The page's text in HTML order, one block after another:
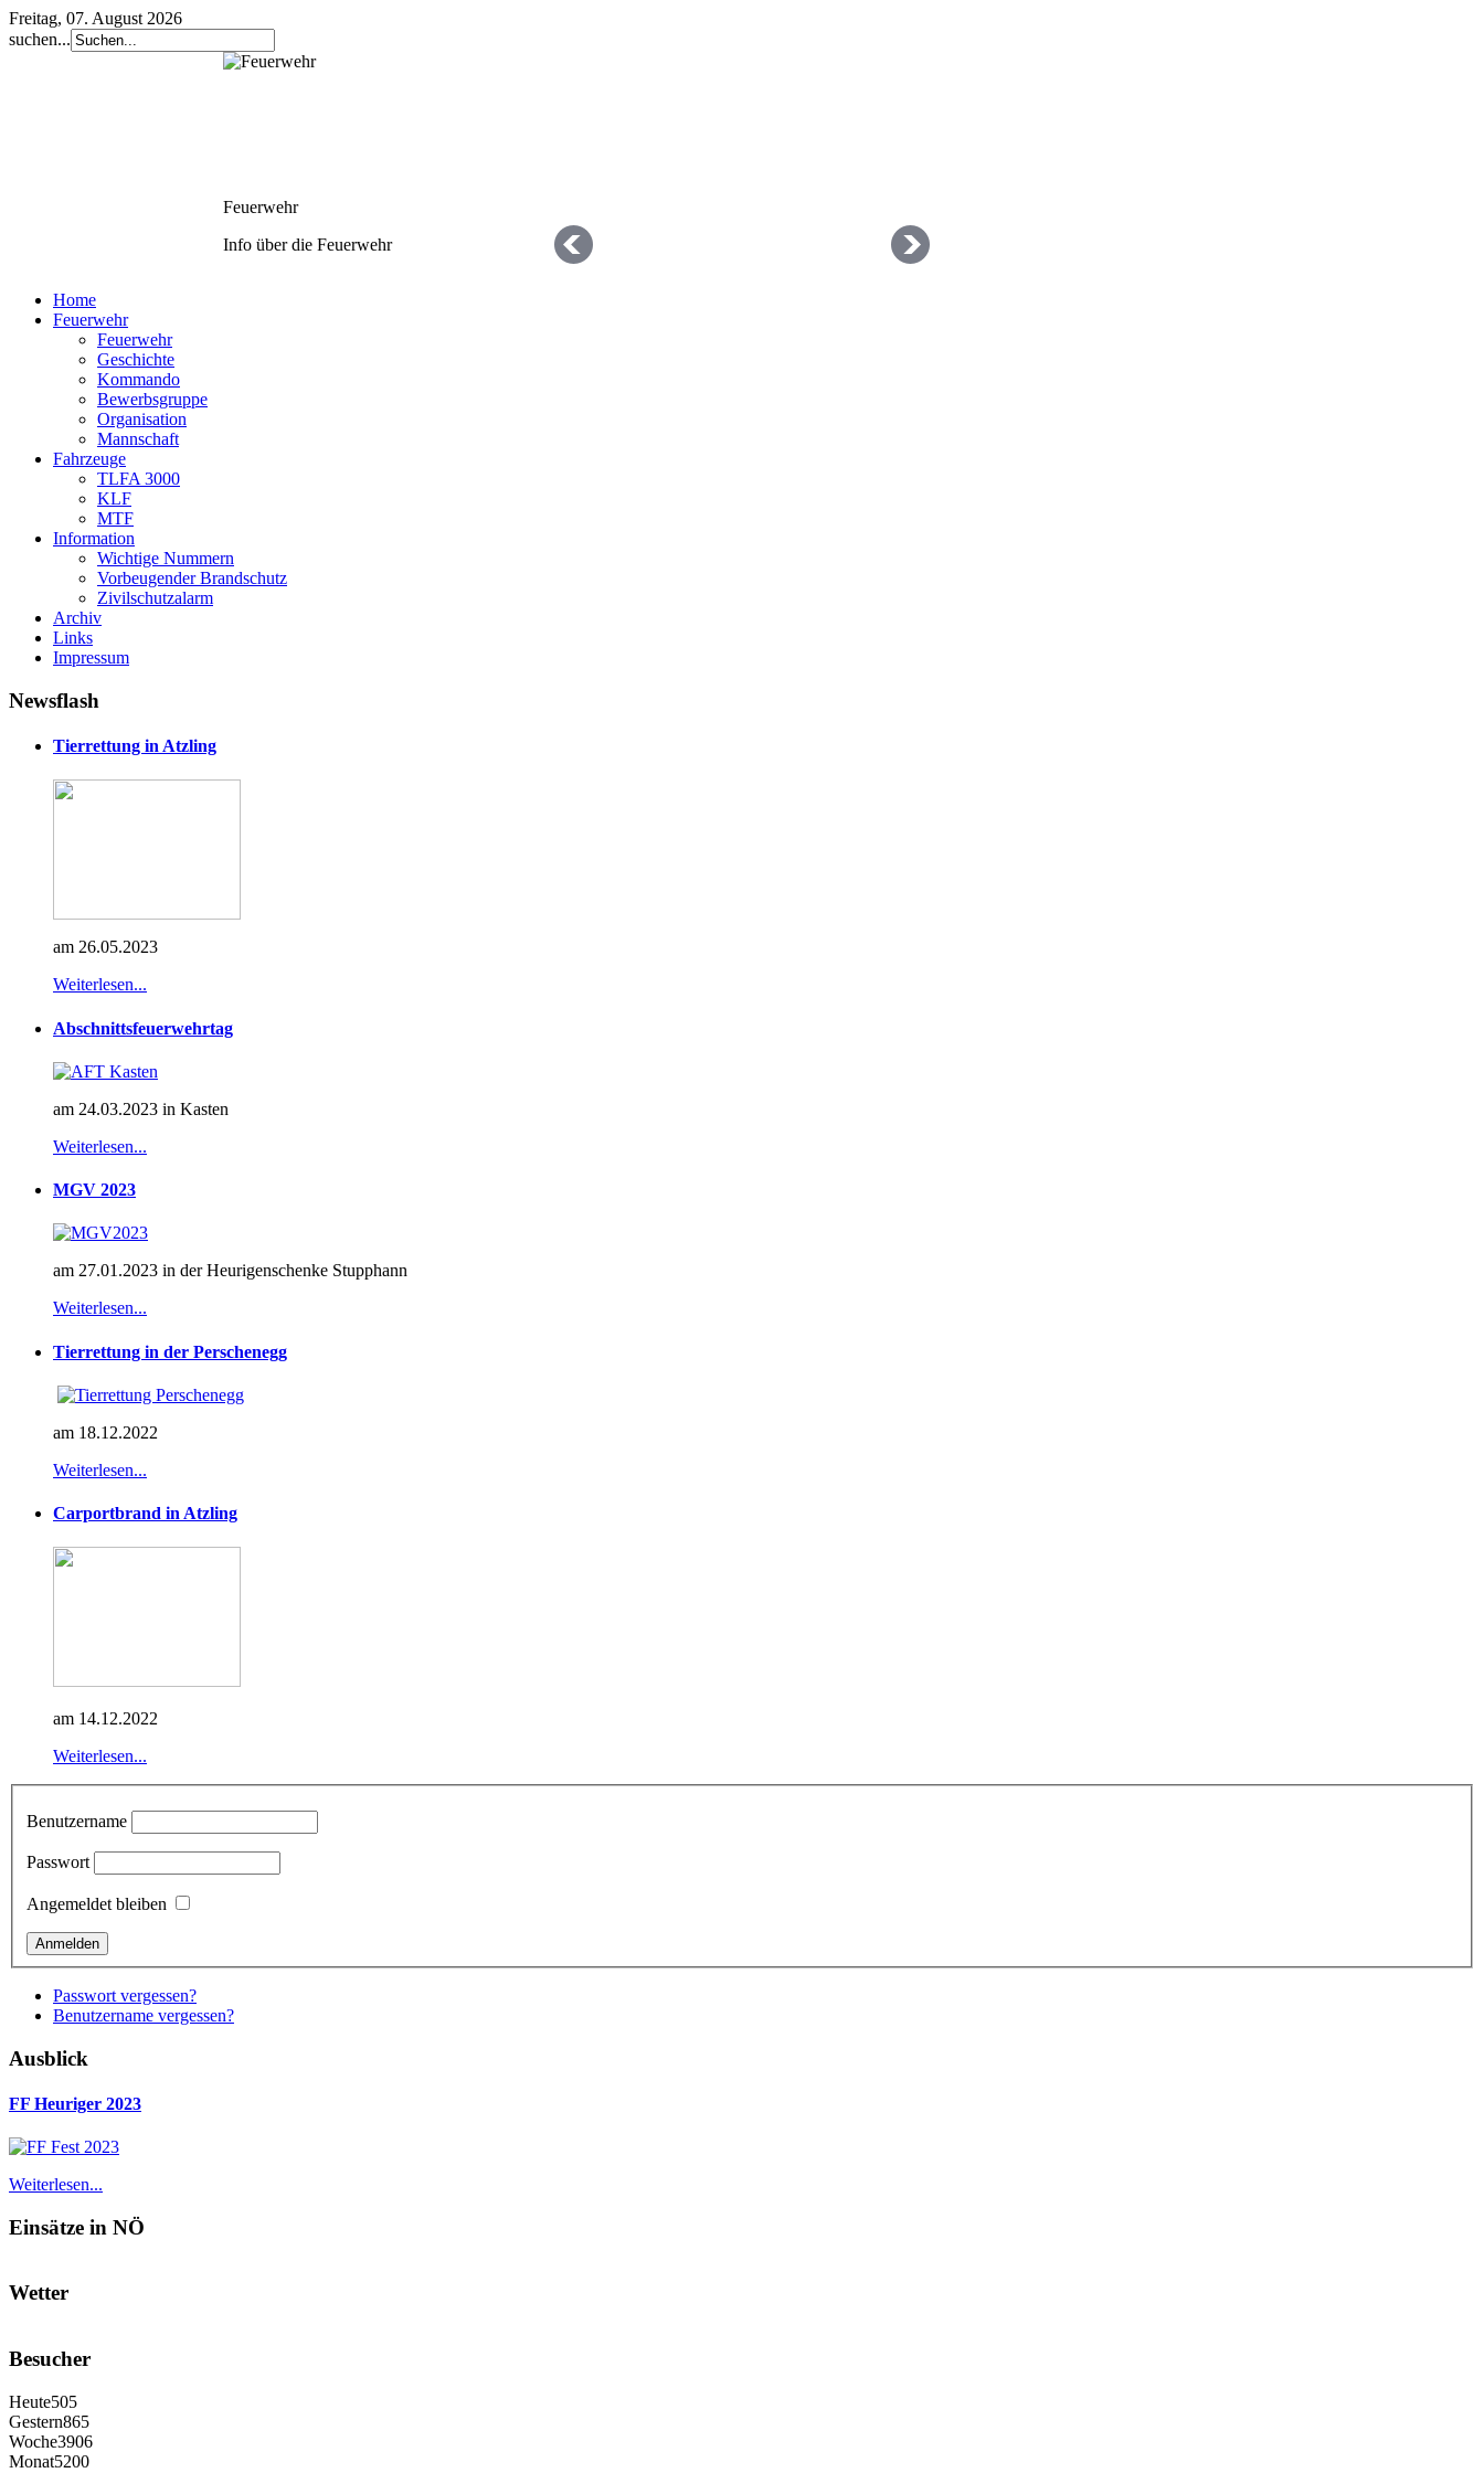
Freitag, 07. August 2026
suchen...
Feuerwehr
Info über die Feuerwehr
Home
Feuerwehr
Feuerwehr
Geschichte
Kommando
Bewerbsgruppe
Organisation
Mannschaft
Fahrzeuge
TLFA 3000
KLF
MTF
Information
Wichtige Nummern
Vorbeugender Brandschutz
Zivilschutzalarm
Archiv
Links
Impressum
Newsflash
Tierrettung in Atzling
am 26.05.2023
Weiterlesen...
Abschnittsfeuerwehrtag
am 24.03.2023 in Kasten
Weiterlesen...
MGV 2023
am 27.01.2023 in der Heurigenschenke Stupphann
Weiterlesen...
Tierrettung in der Perschenegg
am 18.12.2022
Weiterlesen...
Carportbrand in Atzling
am 14.12.2022
Weiterlesen...
Benutzername
Passwort
Angemeldet bleiben
Passwort vergessen?
Benutzername vergessen?
Ausblick
FF Heuriger 2023
Weiterlesen...
Einsätze in NÖ
Wetter
Besucher
Heute505
Gestern865
Woche3906
Monat5200